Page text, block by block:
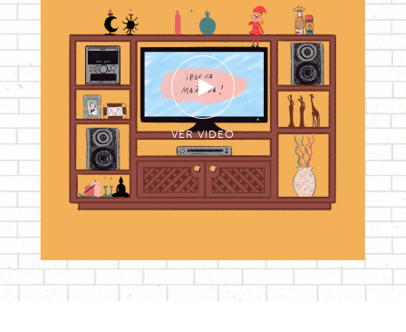
VER VIDEO